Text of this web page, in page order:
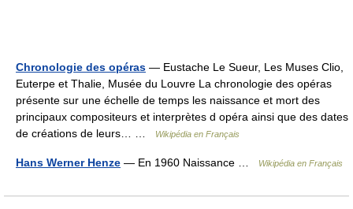
Chronologie des opéras — Eustache Le Sueur, Les Muses Clio,
Euterpe et Thalie, Musée du Louvre La chronologie des opéras
présente sur une échelle de temps les naissance et mort des
principaux compositeurs et interprètes d opéra ainsi que des dates
de créations de leurs… …
Wikipédia en Français
Hans Werner Henze — En 1960 Naissance … Wikipédia en Français